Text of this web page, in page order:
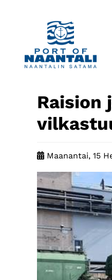
Raision
Maanantai, 15